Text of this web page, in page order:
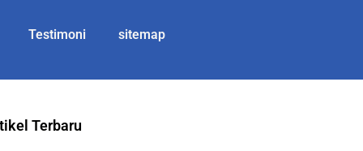
Testimoni sitemap
Terbaru